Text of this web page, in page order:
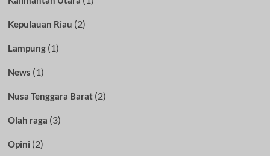
Kepulauan Riau (2)
Lampung(1)
News (1)
Nusa Tenggara Barat(2)
Olah raga (3)
Opini (2)